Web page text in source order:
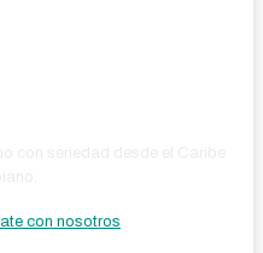
con nosotros